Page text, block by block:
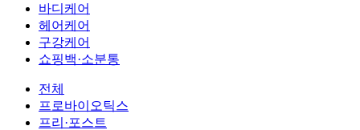
바디케어
헤어케어
구강케어
쇼핑백·소분통
전체
프로바이오틱스
프리·포스트